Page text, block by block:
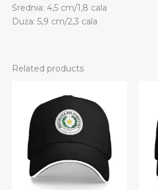
Średnia: 4,5 cm/1,8 cala
Duża: 5,9 cm/2,3 cala
Related products